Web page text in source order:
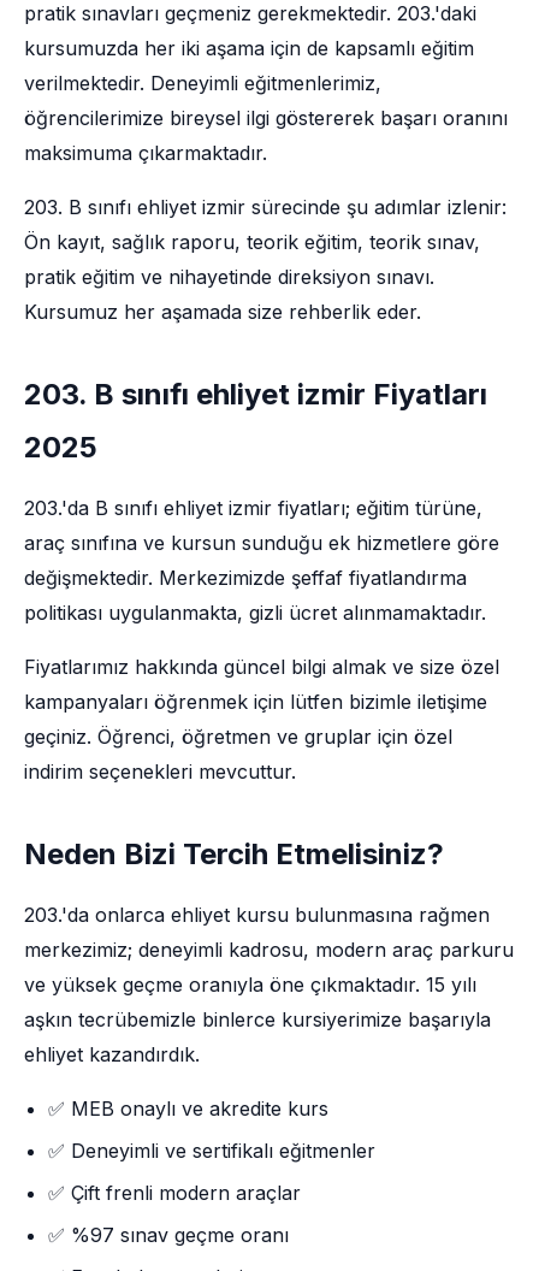
pratik sınavları geçmeniz gerekmektedir. 203.'daki
kursumuzda her iki aşama için de kapsamlı eğitim
verilmektedir. Deneyimli eğitmenlerimiz,
öğrencilerimize bireysel ilgi göstererek başarı oranını
maksimuma çıkarmaktadır.
203. B sınıfı ehliyet izmir sürecinde şu adımlar izlenir:
Ön kayıt, sağlık raporu, teorik eğitim, teorik sınav,
pratik eğitim ve nihayetinde direksiyon sınavı.
Kursumuz her aşamada size rehberlik eder.
203. B sınıfı ehliyet izmir Fiyatları
2025
203.'da B sınıfı ehliyet izmir fiyatları; eğitim türüne,
araç sınıfına ve kursun sunduğu ek hizmetlere göre
değişmektedir. Merkezimizde şeffaf fiyatlandırma
politikası uygulanmakta, gizli ücret alınmamaktadır.
Fiyatlarımız hakkında güncel bilgi almak ve size özel
kampanyaları öğrenmek için lütfen bizimle iletişime
geçiniz. Öğrenci, öğretmen ve gruplar için özel
indirim seçenekleri mevcuttur.
Neden Bizi Tercih Etmelisiniz?
203.'da onlarca ehliyet kursu bulunmasına rağmen
merkezimiz; deneyimli kadrosu, modern araç parkuru
ve yüksek geçme oranıyla öne çıkmaktadır. 15 yılı
aşkın tecrübemizle binlerce kursiyerimize başarıyla
ehliyet kazandırdık.
✅ MEB onaylı ve akredite kurs
✅ Deneyimli ve sertifikalı eğitmenler
✅ Çift frenli modern araçlar
✅ %97 sınav geçme oranı